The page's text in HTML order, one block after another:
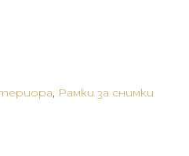
, Рамки за снимки